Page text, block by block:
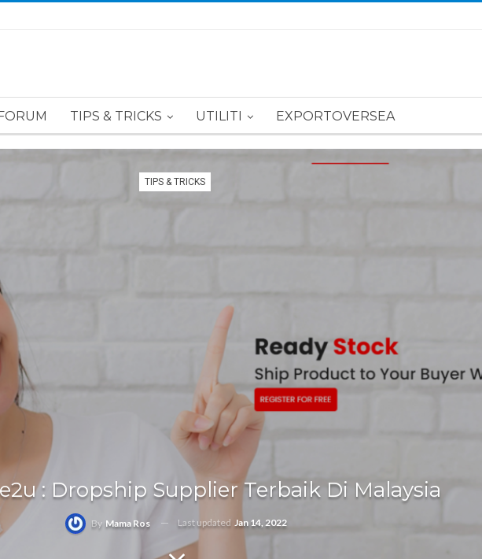
TIPS & TRICKS UTILITI EXPORTOVERSEA
TIPS & TRICKS
: Dropship Supplier Terbaik Di Malaysia
By Mama Ros Last updated Jan 14, 2022